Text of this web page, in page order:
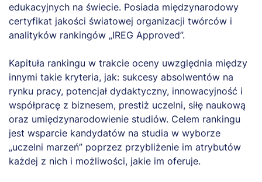
edukacyjnych na świecie. Posiada międzynarodowy
certyfikat jakości światowej organizacji twórców i
analityków rankingów „IREG Approved”.
Kapituła rankingu w trakcie oceny uwzględnia między
innymi takie kryteria, jak: sukcesy absolwentów na
rynku pracy, potencjał dydaktyczny, innowacyjność i
współpracę z biznesem, prestiż uczelni, siłę naukową
oraz umiędzynarodowienie studiów. Celem rankingu
jest wsparcie kandydatów na studia w wyborze
„uczelni marzeń” poprzez przybliżenie im atrybutów
każdej z nich i możliwości, jakie im oferuje.